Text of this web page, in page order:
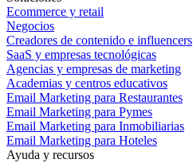
Ecommerce y retail
Negocios
Creadores de contenido e influencers
SaaS y empresas tecnológicas
Agencias y empresas de marketing
Academias y centros educativos
Email Marketing para Restaurantes
Email Marketing para Pymes
Email Marketing para Inmobiliarias
Email Marketing para Hoteles
Ayuda y recursos